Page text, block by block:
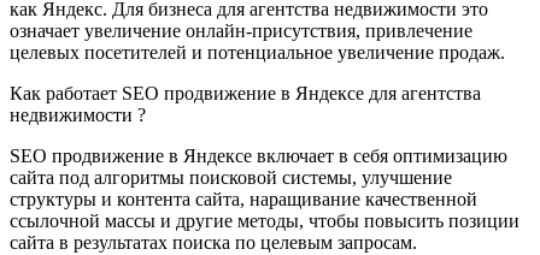
как Яндекс. Для бизнеса для агентства недвижимости это
означает увеличение онлайн-присутствия, привлечение
целевых посетителей и потенциальное увеличение продаж.
Как работает SEO продвижение в Яндексе для агентства
недвижимости ?
SEO продвижение в Яндексе включает в себя оптимизацию
сайта под алгоритмы поисковой системы, улучшение
структуры и контента сайта, наращивание качественной
ссылочной массы и другие методы, чтобы повысить позиции
сайта в результатах поиска по целевым запросам.